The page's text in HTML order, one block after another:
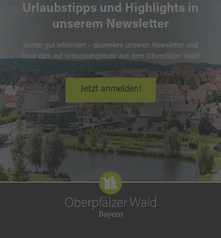
Urlaubstipps und Highlights in
unserem Newsletter
Immer gut informiert – abonniere unseren Newsletter und
freue dich auf Urlaubsangebote aus dem Oberpfälzer Wald!
Jetzt anmelden!